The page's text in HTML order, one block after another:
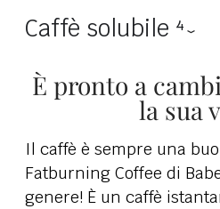
Caffè solubile ⁴
È pronto a
la sua
Il caffè è sempre una
Fatburning Coffee di
genere! È un caffè